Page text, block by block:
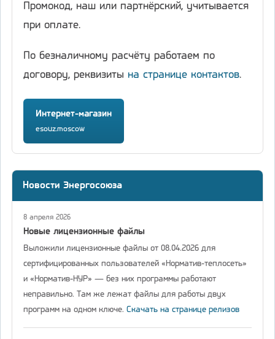
Промокод, наш или партнёрский, учитывается
при оплате.
По безналичному расчёту работаем по
договору, реквизиты на странице контактов.
Интернет-магазин
esouz.moscow
Новости Энергосоюза
8 апреля 2026
Новые лицензионные файлы
Выложили лицензионные файлы от 08.04.2026 для
сертифицированных пользователей «Норматив-теплосеть»
и «Норматив-НУР» — без них программы работают
неправильно. Там же лежат файлы для работы двух
программ на одном ключе. Скачать на странице релизов